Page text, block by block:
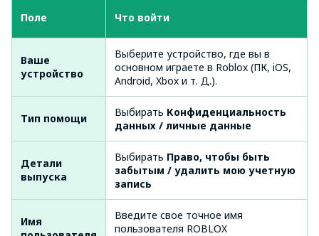
Поле Что войти
Ваше
устройство
Выберите устройство, где вы в
основном играете в Roblox (ПК, iOS,
Android, Xbox и т. Д.).
Тип помощи Выбирать Конфиденциальность
данных / личные данные
Детали
выпуска
Выбирать Право, чтобы быть
забытым / удалить мою учетную
запись
Имя
Введите свое точное имя
пользователя ROBLOX